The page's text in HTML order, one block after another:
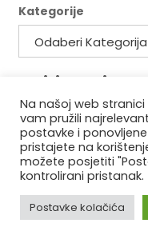
Kategorije
Politika
Politika
Na našoj web
vam pružili
postavke i
pristajete na
možete posjetiti
kontrolirani pristanak.
Postavke kolačića